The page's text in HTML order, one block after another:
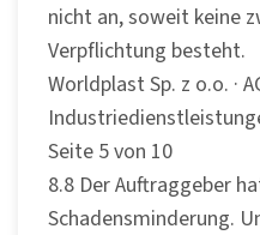
nicht an, soweit keine
Verpflichtung besteht.
Worldplast Sp. z o.o. ·
Seite 5 von 10
8.8 Der Auftraggeber
Schadensminderung.